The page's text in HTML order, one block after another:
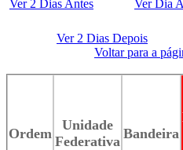
Ver 2 Dias Antes Ver Dia
Ver 2 Dias Depois
Voltar para a
Ordem
Unidade
Federativa Bandeira